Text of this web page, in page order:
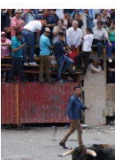
UNA
TRADICIÓN
QUE
LLEGÓ
A
NUEVA
YORK